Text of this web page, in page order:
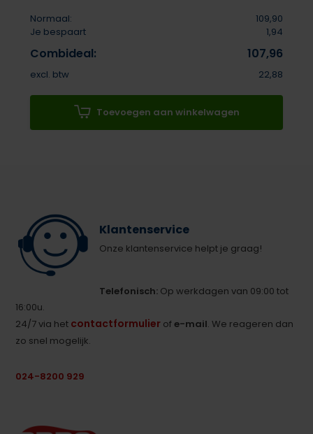
Normaal:
109,90
Je bespaart
1,94
Combideal: 107,96
excl. btw 22,88
Toevoegen aan winkelwagen
Klantenservice
Onze klantenservice helpt je graag!
Telefonisch: Op werkdagen van 09:00 tot
16:00u.
24/7 via het contactformulier ofe-mail. We reageren dan
zo snel mogelijk.
024-8200 929